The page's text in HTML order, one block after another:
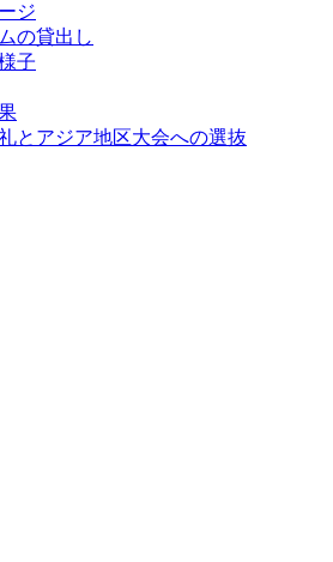
ジ
の貸出し
子
とアジア地区大会への選抜